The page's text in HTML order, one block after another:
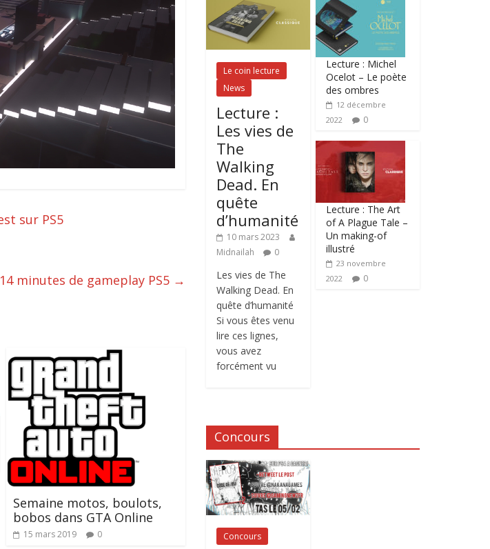
sur PS5
minutes de gameplay PS5 →
Semaine motos, boulots,
bobos dans GTA Online
15 mars 2019 0
Le coin lecture
News
Lecture :
Les vies de
The
Walking
Dead. En
quête
d’humanité
10 mars 2023
Midnailah
0
Les vies de The
Walking Dead. En
quête d’humanité
Si vous êtes venu
lire ces lignes,
vous avez
forcément vu
Lecture : Michel
Ocelot – Le poète
des ombres
12 décembre
2022
0
Lecture : The Art
of A Plague Tale –
Un making-of
illustré
23 novembre
2022
0
Concours
Concours